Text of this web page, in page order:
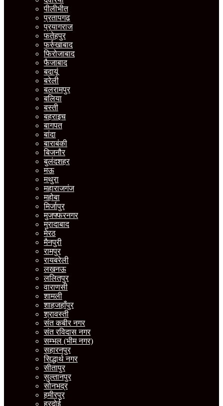
पीलीभीत
प्रतापगढ़
प्रयागराज
फतेहपुर
फर्रुखाबाद
फिरोजाबाद
फैजाबाद
बदायूं
बरेली
बलरामपुर
बलिया
बस्ती
बहराइच
बागपत
बांदा
बाराबंकी
बिजनौर
बुलंदशहर
मऊ
मथुरा
महाराजगंज
महोबा
मिर्जापुर
मुजफ्फरनगर
मुरादाबाद
मेरठ
मैनपुरी
रामपुर
रायबरेली
लखनऊ
ललितपुर
वाराणसी
शामली
शाहजहाँपुर
श्रावस्ती
संत कबीर नगर
संत रविदास नगर
सम्भल (भीम नगर)
सहारनपुर
सिद्धार्थ नगर
सीतापुर
सुल्तानपुर
सोनभद्र
हमीरपुर
हरदोई